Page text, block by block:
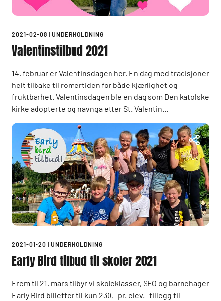
2021-02-08 | UNDERHOLDNING
Valentinstilbud 2021
14. februar er Valentinsdagen her. En dag med tradisjoner
helt tilbake til romertiden for både kjærlighet og
fruktbarhet. Valentinsdagen ble en dag som Den katolske
kirke adopterte og navnga etter St. Valentin...
2021-01-20 | UNDERHOLDNING
Early Bird tilbud til skoler 2021
Frem til 21. mars tilbyr vi skoleklasser, SFO og barnehager
Early Bird billetter til kun 230,- pr. elev. I tillegg til